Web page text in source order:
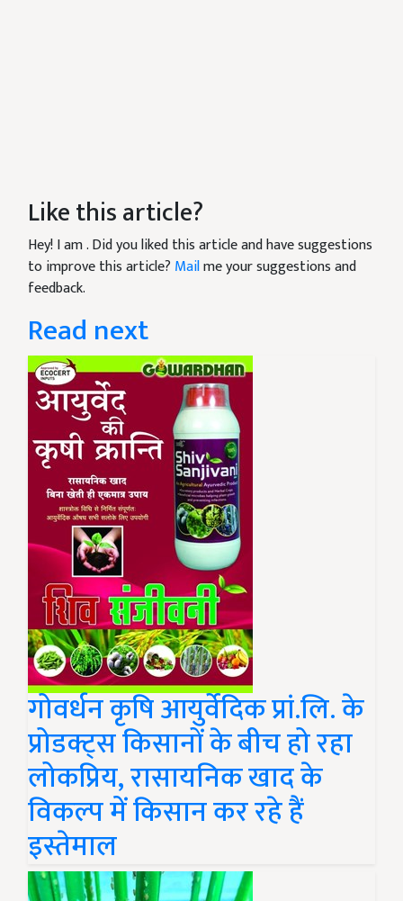
Like this article?
Hey! I am. Did you liked this article and have suggestions
to improve this article? Mailme your suggestions and
feedback.
Read next
गोवर्धन कृषि आयुर्वेदिक प्रां.लि. के
प्रोडक्ट्स किसानों के बीच हो रहा
लोकप्रिय, रासायनिक खाद के
विकल्प में किसान कर रहे हैं
इस्तेमाल